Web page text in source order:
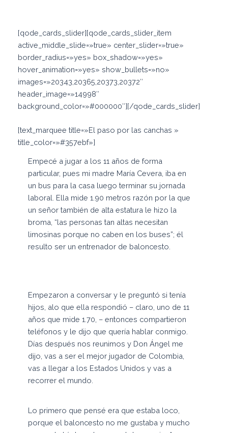
[qode_cards_slider][qode_cards_slider_item
active_middle_slide=»true» center_slider=»true»
border_radius=»yes» box_shadow=»yes»
hover_animation=»yes» show_bullets=»no»
images=»20343,20365,20373,20372″
header_image=»14998″
background_color=»#000000″][/qode_cards_slider]
[text_marquee title=»El paso por las canchas »
title_color=»#357ebf»]
Empecé a jugar a los 11 años de forma
particular, pues mi madre María Cevera, iba en
un bus para la casa luego terminar su jornada
laboral. Ella mide 1.90 metros razón por la que
un señor también de alta estatura le hizo la
broma, “las personas tan altas necesitan
limosinas porque no caben en los buses”; él
resulto ser un entrenador de baloncesto.
Empezaron a conversar y le preguntó si tenía
hijos, alo que ella respondió – claro, uno de 11
años que mide 1.70, – entonces compartieron
teléfonos y le dijo que quería hablar conmigo.
Días después nos reunimos y Don Ángel me
dijo, vas a ser el mejor jugador de Colombia,
vas a llegar a los Estados Unidos y vas a
recorrer el mundo.
Lo primero que pensé era que estaba loco,
porque el baloncesto no me gustaba y mucho